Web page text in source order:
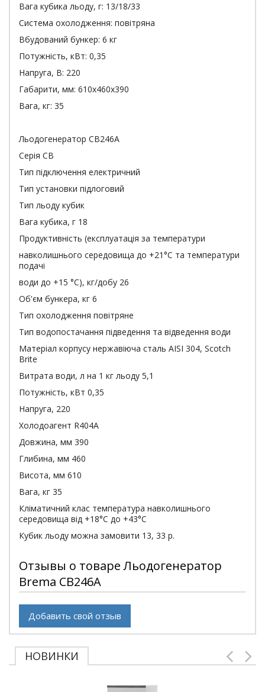
Вага кубика льоду, г: 13/18/33
Система охолодження: повітряна
Вбудований бункер: 6 кг
Потужність, кВт: 0,35
Напруга, В: 220
Габарити, мм: 610х460х390
Вага, кг: 35
Льодогенератор CB246A
Серія СB
Тип підключення електричний
Тип установки підлоговий
Тип льоду кубик
Вага кубика, г 18
Продуктивність (експлуатація за температури
навколишнього середовища до +21°C та температури
подачі
води до +15 °C), кг/добу 26
Об'єм бункера, кг 6
Тип охолодження повітряне
Тип водопостачання підведення та відведення води
Матеріал корпусу нержавіюча сталь AISI 304, Scotch
Brite
Витрата води, л на 1 кг льоду 5,1
Потужність, кВт 0,35
Напруга, 220
Холодоагент R404A
Довжина, мм 390
Глибина, мм 460
Висота, мм 610
Вага, кг 35
Кліматичний клас температура навколишнього
середовища від +18°С до +43°С
Кубик льоду можна замовити 13, 33 р.
Отзывы о товаре Льодогенератор
Brema CB246A
Добавить свой отзыв
НОВИНКИ